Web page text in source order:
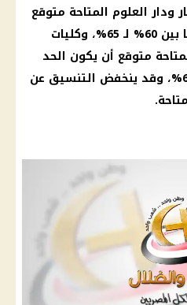
ودار العلوم المتاحة متوقع
أن يكون الحد الادنى لها ما بين 60% لـ 65%، وكليات
متوقع أن يكون الحد
التنسيق عن